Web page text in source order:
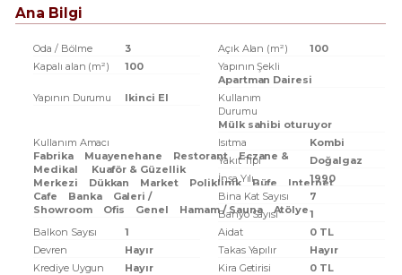
Ana Bilgi
Oda / Bölme 3 Açık Alan (m²)
100
Kapalı alan (m²)
100
Yapının Şekli
Apartman Dairesi
Yapının Durumu
Ikinci El
Kullanım
Durumu
Mülk sahibi oturuyor
Kullanım Amacı
Fabrika
Muayenehane Restorant
Eczane &
Medikal
Kuaför & Güzellik
Merkezi
Dükkan Market Poliklinik Büfe
Internet
Cafe
Banka
Galeri /
Showroom
Ofis Genel Hamam / Sauna Atölye
Isıtma
Kombi
Yakıt Tipi
Doğalgaz
İnşa Yılı
1990
Bina Kat Sayısı
7
Banyo Sayısı
1
Balkon Sayısı
1 Aidat
0 TL
Devren
Hayır Takas Yapılır
Hayır
Krediye Uygun
Hayır Kira Getirisi 0 TL